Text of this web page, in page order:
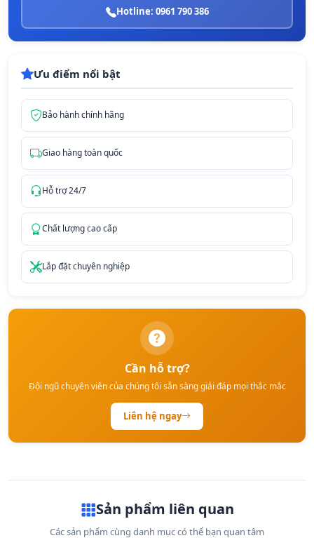
Hotline: 0961 790 386
Ưu điểm nổi bật
Bảo hành chính hãng
Giao hàng toàn quốc
Hỗ trợ 24/7
Chất lượng cao cấp
Lắp đặt chuyên nghiệp
Cần hỗ trợ?
Đội ngũ chuyên viên của chúng tôi sẵn sàng giải đáp mọi thắc mắc
Liên hệ ngay
Sản phẩm liên quan
Các sản phẩm cùng danh mục có thể bạn quan tâm